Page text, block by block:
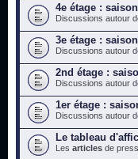
4e étage :
Discussions autour
3e étage :
Discussions autour
2nd étage :
Discussions autour
1er étage :
Discussions autour
Le tableau
Les articles de